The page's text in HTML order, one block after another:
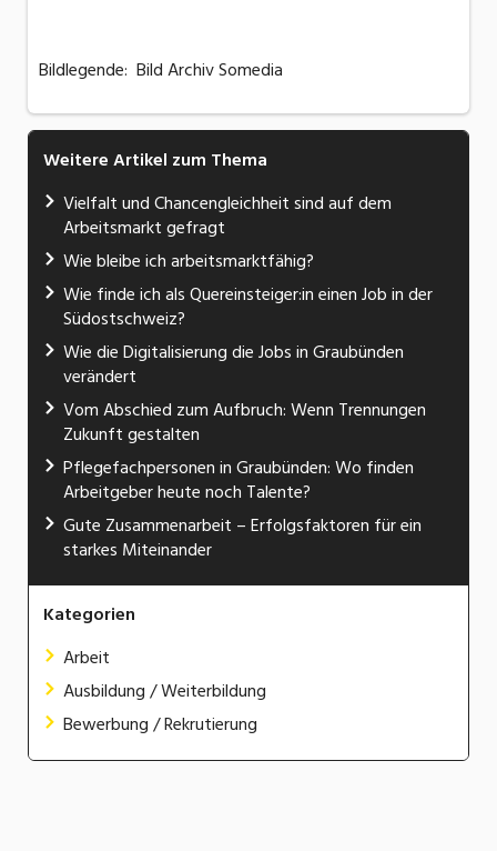
Bildlegende: Bild Archiv Somedia
Weitere Artikel zum Thema
Vielfalt und Chancengleichheit sind auf dem
Arbeitsmarkt gefragt
Wie bleibe ich arbeitsmarktfähig?
Wie finde ich als Quereinsteiger:in einen Job in der
Südostschweiz?
Wie die Digitalisierung die Jobs in Graubünden
verändert
Vom Abschied zum Aufbruch: Wenn Trennungen
Zukunft gestalten
Pflegefachpersonen in Graubünden: Wo finden
Arbeitgeber heute noch Talente?
Gute Zusammenarbeit – Erfolgsfaktoren für ein
starkes Miteinander
Kategorien
Arbeit
Ausbildung / Weiterbildung
Bewerbung / Rekrutierung